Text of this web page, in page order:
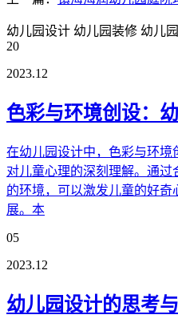
幼儿园设计 幼儿园装修 幼儿
20
2023.12
色彩与环境创设：
在幼儿园设计中，色彩与环
对儿童心理的深刻理解。通
的环境，可以激发儿童的好
展。本
05
2023.12
幼儿园设计的思考